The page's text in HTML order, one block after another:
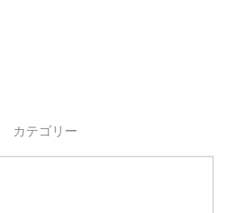
カテゴリー